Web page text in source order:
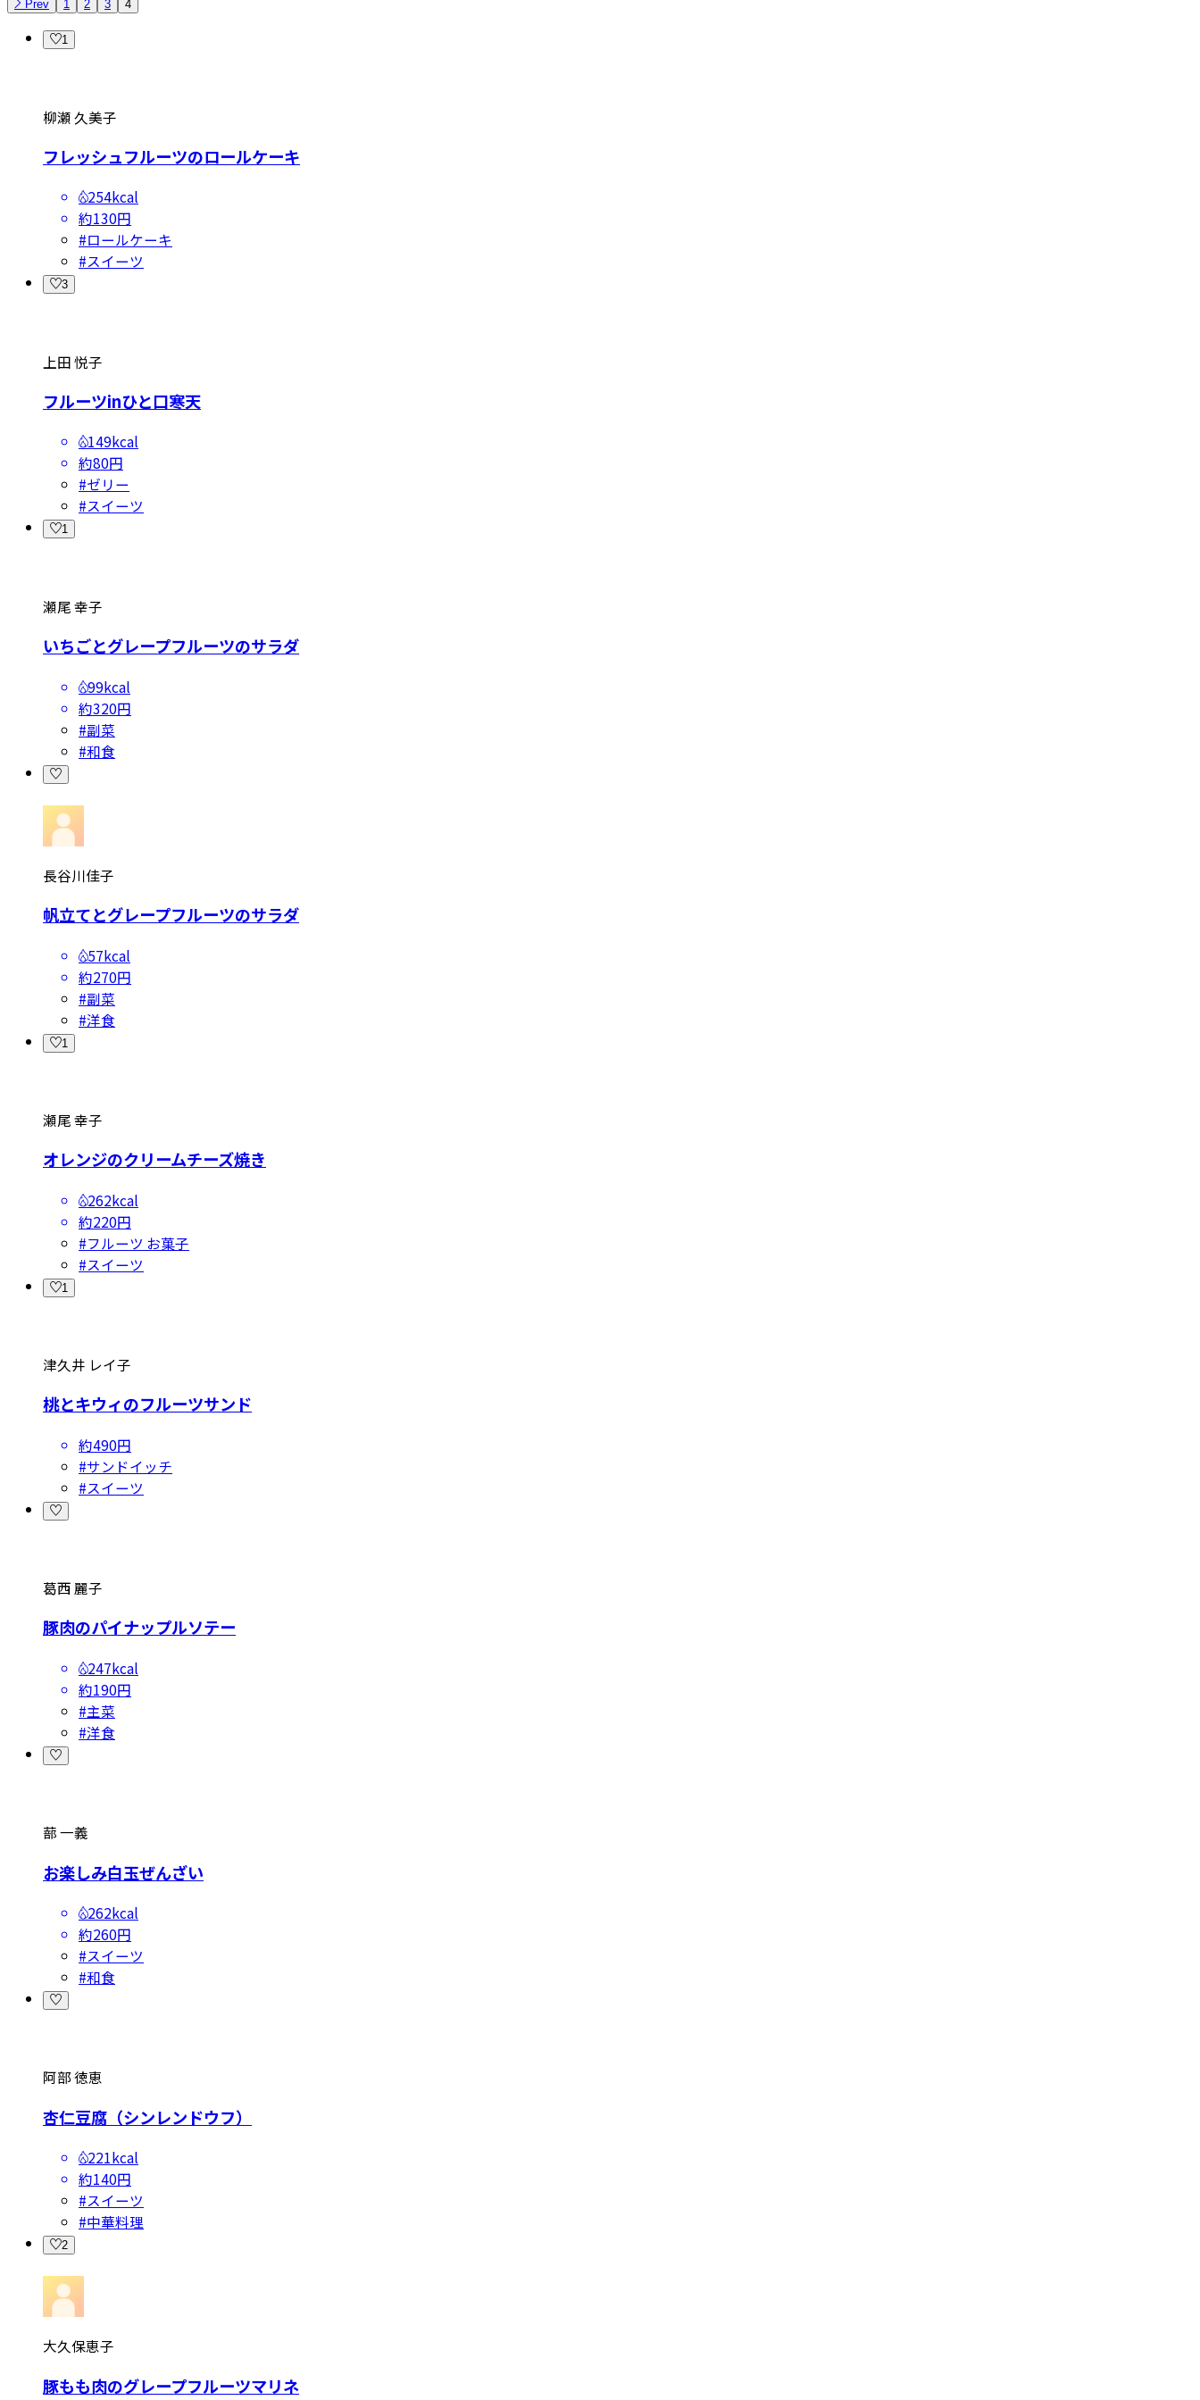
Prev 1 2 3 4
1
柳瀬 久美子
フレッシュフルーツのロールケーキ
254kcal
約130円
#ロールケーキ
#スイーツ
3
上田 悦子
フルーツinひと口寒天
149kcal
約80円
#ゼリー
#スイーツ
1
瀬尾 幸子
いちごとグレープフルーツのサラダ
99kcal
約320円
#副菜
#和食
長谷川佳子
帆立てとグレープフルーツのサラダ
57kcal
約270円
#副菜
#洋食
1
瀬尾 幸子
オレンジのクリームチーズ焼き
262kcal
約220円
#フルーツ お菓子
#スイーツ
1
津久井 レイ子
桃とキウィのフルーツサンド
約490円
#サンドイッチ
#スイーツ
葛西 麗子
豚肉のパイナップルソテー
247kcal
約190円
#主菜
#洋食
蔀 一義
お楽しみ白玉ぜんざい
262kcal
約260円
#スイーツ
#和食
阿部 徳恵
杏仁豆腐（シンレンドウフ）
221kcal
約140円
#スイーツ
#中華料理
2
大久保恵子
豚もも肉のグレープフルーツマリネ